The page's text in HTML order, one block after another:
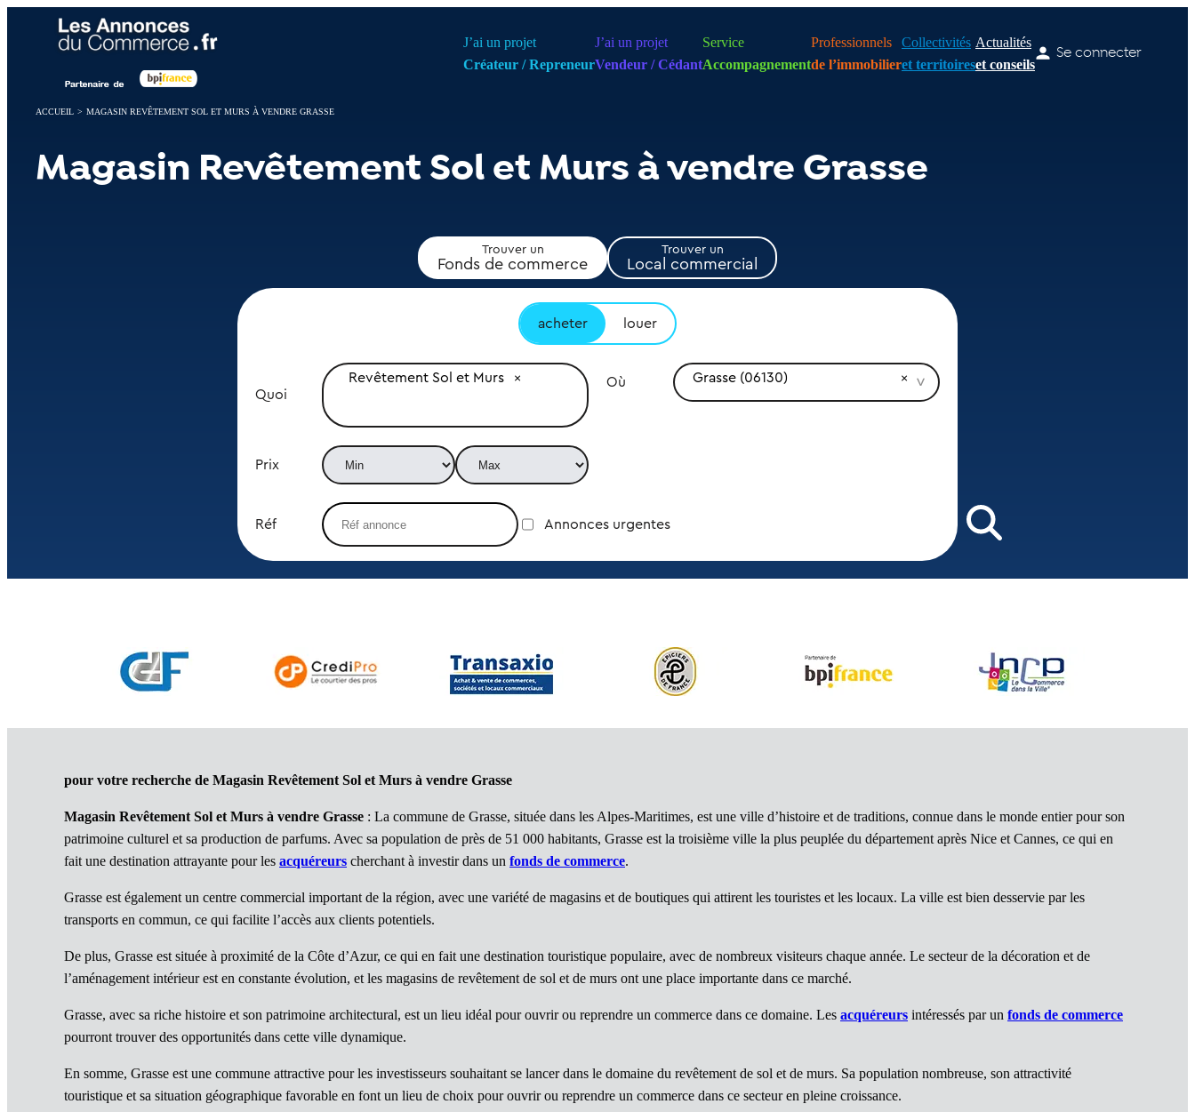
J’ai un projet
Créateur / Repreneur
J’ai un projet
Vendeur / Cédant
Service
Accompagnement
Professionnels
de l’immobilier
Collectivités
et territoires
Actualités
et conseils
Se connecter
ACCUEIL > MAGASIN REVÊTEMENT SOL ET MURS À VENDRE GRASSE
Magasin Revêtement Sol et Murs à vendre Grasse
Trouver un
Fonds de commerce
Trouver un
Local commercial
acheter louer
Quoi
Revêtement Sol et Murs Où Grasse (06130)
Prix
Réf Annonces urgentes
pour votre recherche de Magasin Revêtement Sol et Murs à vendre Grasse
Magasin Revêtement Sol et Murs à vendre Grasse : La commune de Grasse, située dans les Alpes-Maritimes, est une ville d’histoire et de traditions, connue dans le monde entier pour son
patrimoine culturel et sa production de parfums. Avec sa population de près de 51 000 habitants, Grasse est la troisième ville la plus peuplée du département après Nice et Cannes, ce qui en
fait une destination attrayante pour les acquéreurs cherchant à investir dans un fonds de commerce.
Grasse est également un centre commercial important de la région, avec une variété de magasins et de boutiques qui attirent les touristes et les locaux. La ville est bien desservie par les
transports en commun, ce qui facilite l’accès aux clients potentiels.
De plus, Grasse est située à proximité de la Côte d’Azur, ce qui en fait une destination touristique populaire, avec de nombreux visiteurs chaque année. Le secteur de la décoration et de
l’aménagement intérieur est en constante évolution, et les magasins de revêtement de sol et de murs ont une place importante dans ce marché.
Grasse, avec sa riche histoire et son patrimoine architectural, est un lieu idéal pour ouvrir ou reprendre un commerce dans ce domaine. Les acquéreurs intéressés par un fonds de commerce
pourront trouver des opportunités dans cette ville dynamique.
En somme, Grasse est une commune attractive pour les investisseurs souhaitant se lancer dans le domaine du revêtement de sol et de murs. Sa population nombreuse, son attractivité
touristique et sa situation géographique favorable en font un lieu de choix pour ouvrir ou reprendre un commerce dans ce secteur en pleine croissance.
Panneau de gestion des cookies